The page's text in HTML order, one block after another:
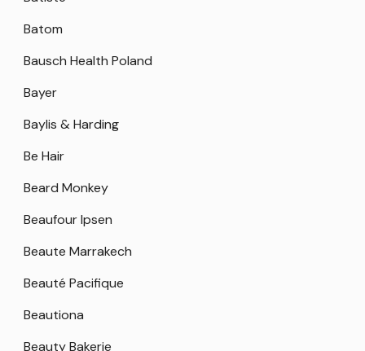
Batom
Bausch Health Poland
Bayer
Baylis & Harding
Be Hair
Beard Monkey
Beaufour Ipsen
Beaute Marrakech
Beauté Pacifique
Beautiona
Beauty Bakerie